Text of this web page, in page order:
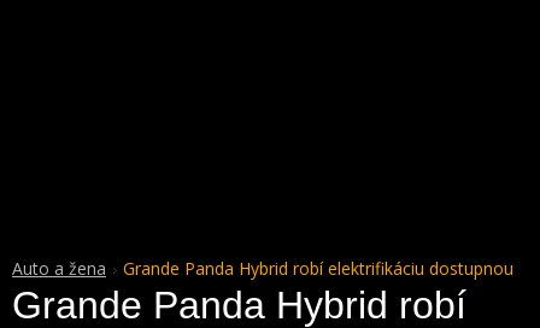
Auto a žena Grande Panda Hybrid robí elektrifikáciu dostupnou
Grande Panda Hybrid robí